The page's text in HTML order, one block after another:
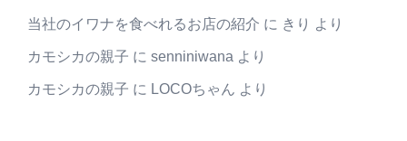
当社のイワナを食べれるお店の紹介 に きり より
カモシカの親子 に senniniwana より
カモシカの親子 に LOCOちゃん より